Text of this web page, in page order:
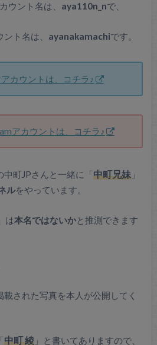
ウント名は、 aya110n_nで、
ト名は、 ayanakamachiです。
カウントは、コチラ♪
アカウントは、コチラ♪
町JPさんと一緒に「中町兄妹」
ルをやっています。
は本名ではないかと推測できます
載された写真を本人が公開してく
中町 綾」と書いてありますので、